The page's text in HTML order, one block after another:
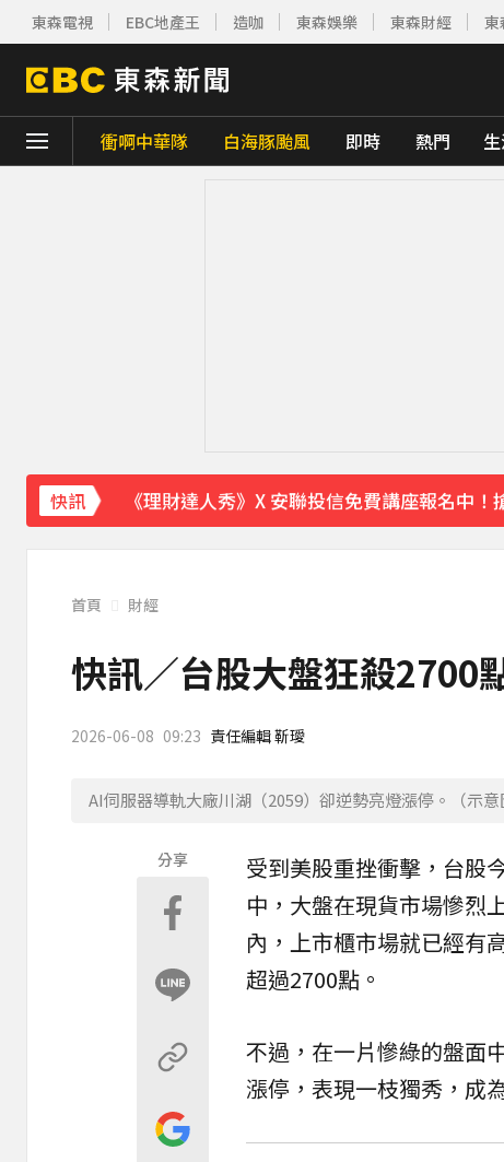
東森電視 EBC地產王 造咖 東森娛樂 東森財經 東
衝啊中華隊 白海豚颱風 即時 熱門
快訊
《理財達人秀》X 安聯投信免費講座報名中！
首頁 財經
快訊／台股大盤狂殺2700
2026-06-08 09:23 責任編輯 靳璦
AI伺服器導軌大廠川湖（2059）卻逆勢亮燈漲停。（示意
分享 受到美股重挫衝擊， 台股
中， 大盤在現貨市場慘烈
內，上市櫃市場就已經有
超過2700點。
不過，在一片慘綠的盤面
漲停 ，表現一枝獨秀，成